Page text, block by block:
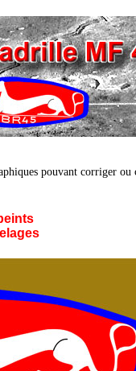
pouvant corriger